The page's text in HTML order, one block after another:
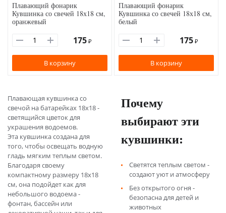
Плавающий фонарик
Кувшинка со свечей 18х18 см,
оранжевый
175 ₽
В корзину
Плавающий фонарик
Кувшинка со свечей 18х18 см,
белый
175 ₽
В корзину
Плавающая кувшинка со
свечой на батарейках 18х18 -
светящийся цветок для
украшения водоемов.
Эта кувшинка создана для
того, чтобы освещать водную
гладь мягким теплым светом.
Благодаря своему
компактному размеру 18х18
см, она подойдет как для
небольшого водоема -
фонтан, бассейн или
Почему
выбирают эти
кувшинки:
Светятся теплым светом -
создают уют и атмосферу
Без открытого огня -
безопасна для детей и
животных